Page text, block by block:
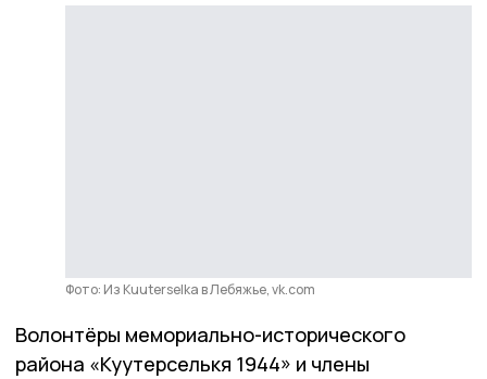
Фото: Из Kuuterselka в Лебяжье, vk.com
Волонтёры мемориально-исторического
района «Куутерселькя 1944» и члены